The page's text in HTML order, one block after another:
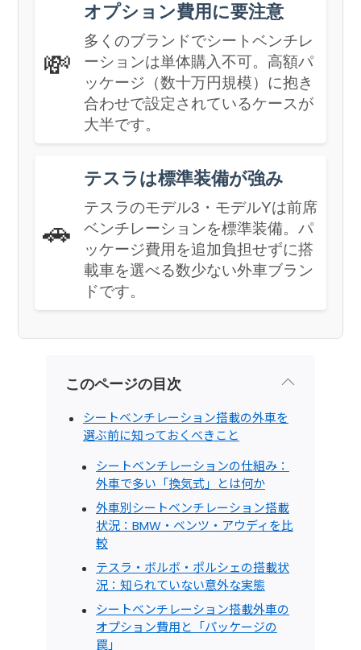
💸
オプション費用に要注意
多くのブランドでシートベンチレ
ーションは単体購入不可。高額パ
ッケージ（数十万円規模）に抱き
合わせで設定されているケースが
大半です。
🚗
テスラは標準装備が強み
テスラのモデル3・モデルYは前席
ベンチレーションを標準装備。パ
ッケージ費用を追加負担せずに搭
載車を選べる数少ない外車ブラン
ドです。
このページの目次
シートベンチレーション搭載の外車を
選ぶ前に知っておくべきこと
シートベンチレーションの仕組み：
外車で多い「換気式」とは何か
外車別シートベンチレーション搭載
状況：BMW・ベンツ・アウディを比
較
テスラ・ボルボ・ポルシェの搭載状
況：知られていない意外な実態
シートベンチレーション搭載外車の
オプション費用と「パッケージの
罠」